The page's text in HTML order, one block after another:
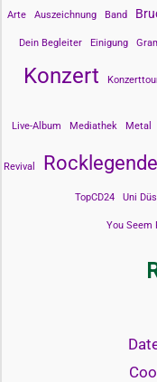
Arte Auszeichnung Band
Dein Begleiter Einigung
Konzert
Live-Album Mediathek Metal
Revival Rocklegende
TopCD24 Uni
You Seem